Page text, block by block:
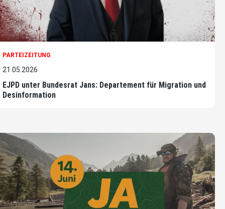
PARTEIZEITUNG
21.05.2026
EJPD unter Bundesrat Jans: Departement für Migration und
Desinformation